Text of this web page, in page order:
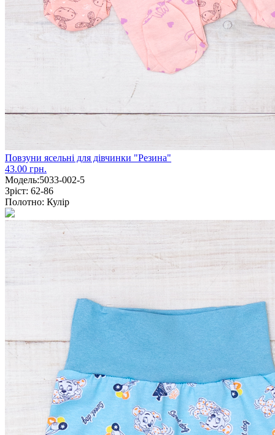
Повзуни ясельні для дівчинки "Резина"
43.00 грн.
Модель:5033-002-5
Зріст: 62-86
Полотно: Кулір